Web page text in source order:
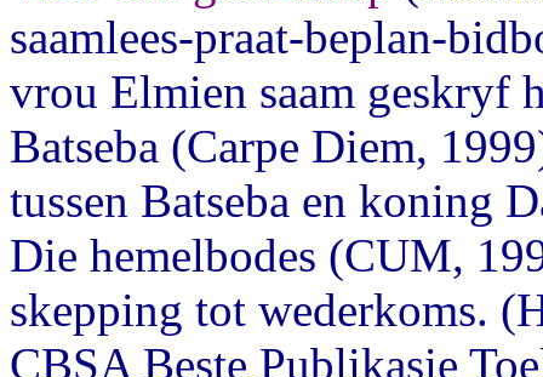
saamlees-praat-beplan-
vrou Elmien saam geskryf
Batseba (Carpe Diem,
tussen Batseba en koning
Die hemelbodes (CUM,
skepping tot wederkoms.
CBSA Beste Publikasie